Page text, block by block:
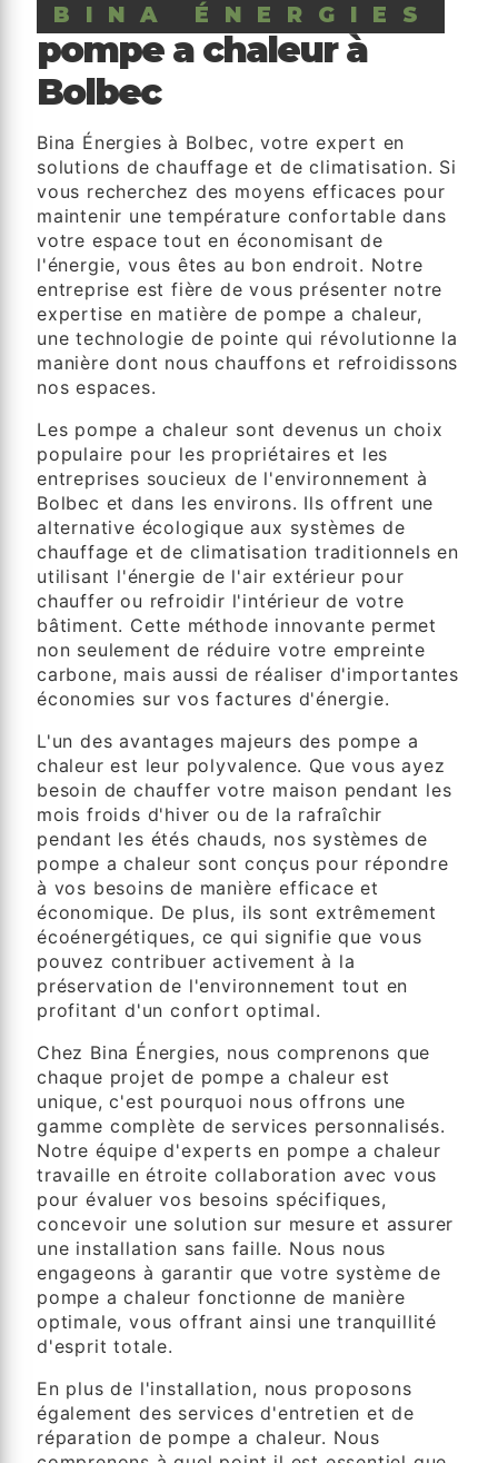
BINA ÉNERGIES
pompe a chaleur à
Bolbec
Bina Énergies à Bolbec, votre expert en
solutions de chauffage et de climatisation. Si
vous recherchez des moyens efficaces pour
maintenir une température confortable dans
votre espace tout en économisant de
l'énergie, vous êtes au bon endroit. Notre
entreprise est fière de vous présenter notre
expertise en matière de pompe a chaleur,
une technologie de pointe qui révolutionne la
manière dont nous chauffons et refroidissons
nos espaces.
Les pompe a chaleur sont devenus un choix
populaire pour les propriétaires et les
entreprises soucieux de l'environnement à
Bolbec et dans les environs. Ils offrent une
alternative écologique aux systèmes de
chauffage et de climatisation traditionnels en
utilisant l'énergie de l'air extérieur pour
chauffer ou refroidir l'intérieur de votre
bâtiment. Cette méthode innovante permet
non seulement de réduire votre empreinte
carbone, mais aussi de réaliser d'importantes
économies sur vos factures d'énergie.
L'un des avantages majeurs des pompe a
chaleur est leur polyvalence. Que vous ayez
besoin de chauffer votre maison pendant les
mois froids d'hiver ou de la rafraîchir
pendant les étés chauds, nos systèmes de
pompe a chaleur sont conçus pour répondre
à vos besoins de manière efficace et
économique. De plus, ils sont extrêmement
écoénergétiques, ce qui signifie que vous
pouvez contribuer activement à la
préservation de l'environnement tout en
profitant d'un confort optimal.
Chez Bina Énergies, nous comprenons que
chaque projet de pompe a chaleur est
unique, c'est pourquoi nous offrons une
gamme complète de services personnalisés.
Notre équipe d'experts en pompe a chaleur
travaille en étroite collaboration avec vous
pour évaluer vos besoins spécifiques,
concevoir une solution sur mesure et assurer
une installation sans faille. Nous nous
engageons à garantir que votre système de
pompe a chaleur fonctionne de manière
optimale, vous offrant ainsi une tranquillité
d'esprit totale.
En plus de l'installation, nous proposons
également des services d'entretien et de
réparation de pompe a chaleur. Nous